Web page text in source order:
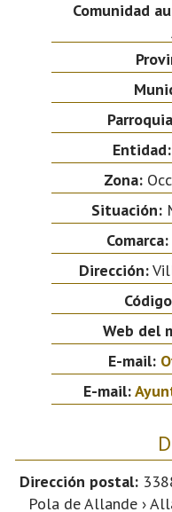
Comunidad
Entidad:
Zona:
Situación:
Comarca:
Dirección:
Web del
E-mail:
E-mail:
Dirección postal:
Pola de Allande ›